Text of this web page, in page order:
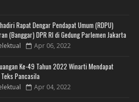
Rapat Dengar Pendapat Umum (RDPU)
(Banggar) DPR RI di Gedung Parlemen Jakarta
Apr 06, 2022
Ke-49 Tahun 2022 Winarti Mendapat
Pancasila
Apr 04, 2022